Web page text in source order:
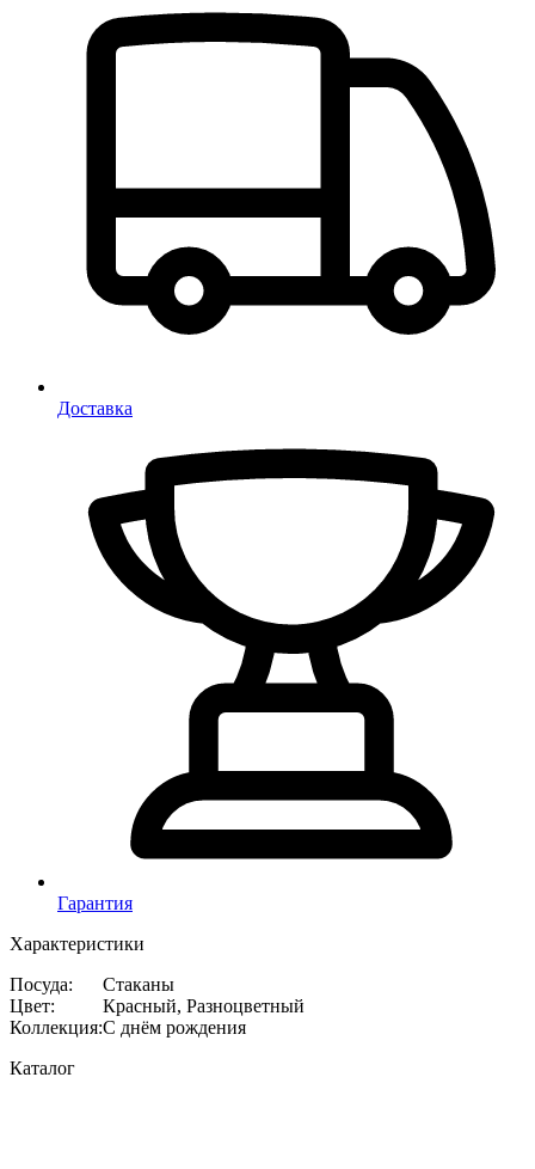
Доставка
Гарантия
Характеристики
Посуда:
Стаканы
Цвет:
Красный, Разноцветный
Коллекция:С днём рождения
Каталог